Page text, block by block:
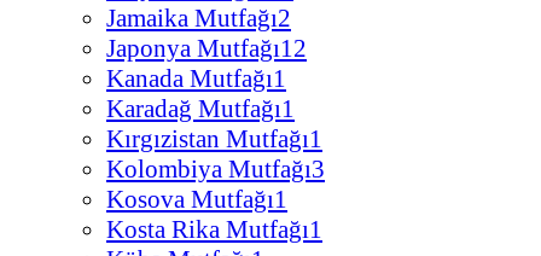
Jamaika Mutfağı2
Japonya Mutfağı12
Kanada Mutfağı1
Karadağ Mutfağı1
Kırgızistan Mutfağı1
Kolombiya Mutfağı3
Kosova Mutfağı1
Kosta Rika Mutfağı1